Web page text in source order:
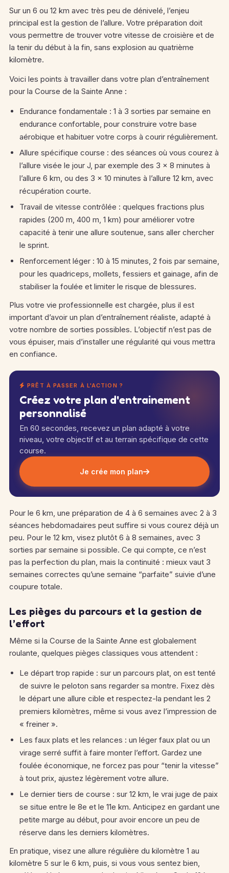
Sur un 6 ou 12 km avec très peu de dénivelé, l’enjeu
principal est la gestion de l’allure. Votre préparation doit
vous permettre de trouver votre vitesse de croisière et de
la tenir du début à la fin, sans explosion au quatrième
kilomètre.
Voici les points à travailler dans votre plan d’entraînement
pour la Course de la Sainte Anne :
Endurance fondamentale : 1 à 3 sorties par semaine en
endurance confortable, pour construire votre base
aérobique et habituer votre corps à courir régulièrement.
Allure spécifique course : des séances où vous courez à
l’allure visée le jour J, par exemple des 3 × 8 minutes à
l’allure 6 km, ou des 3 × 10 minutes à l’allure 12 km, avec
récupération courte.
Travail de vitesse contrôlée : quelques fractions plus
rapides (200 m, 400 m, 1 km) pour améliorer votre
capacité à tenir une allure soutenue, sans aller chercher
le sprint.
Renforcement léger : 10 à 15 minutes, 2 fois par semaine,
pour les quadriceps, mollets, fessiers et gainage, afin de
stabiliser la foulée et limiter le risque de blessures.
Plus votre vie professionnelle est chargée, plus il est
important d’avoir un plan d’entraînement réaliste, adapté à
votre nombre de sorties possibles. L’objectif n’est pas de
vous épuiser, mais d’installer une régularité qui vous mettra
en confiance.
PRÊT À PASSER À L'ACTION ?
Créez votre plan d'entrainement
personnalisé
En 60 secondes, recevez un plan adapté à votre
niveau, votre objectif et au terrain spécifique de cette
course.
Je crée mon plan
Pour le 6 km, une préparation de 4 à 6 semaines avec 2 à 3
séances hebdomadaires peut suffire si vous courez déjà un
peu. Pour le 12 km, visez plutôt 6 à 8 semaines, avec 3
sorties par semaine si possible. Ce qui compte, ce n’est
pas la perfection du plan, mais la continuité : mieux vaut 3
semaines correctes qu’une semaine “parfaite” suivie d’une
coupure totale.
Les pièges du parcours et la gestion de
l’effort
Même si la Course de la Sainte Anne est globalement
roulante, quelques pièges classiques vous attendent :
Le départ trop rapide : sur un parcours plat, on est tenté
de suivre le peloton sans regarder sa montre. Fixez dès
le départ une allure cible et respectez-la pendant les 2
premiers kilomètres, même si vous avez l’impression de
« freiner ».
Les faux plats et les relances : un léger faux plat ou un
virage serré suffit à faire monter l’effort. Gardez une
foulée économique, ne forcez pas pour “tenir la vitesse”
à tout prix, ajustez légèrement votre allure.
Le dernier tiers de course : sur 12 km, le vrai juge de paix
se situe entre le 8e et le 11e km. Anticipez en gardant une
petite marge au début, pour avoir encore un peu de
réserve dans les derniers kilomètres.
En pratique, visez une allure régulière du kilomètre 1 au
kilomètre 5 sur le 6 km, puis, si vous vous sentez bien,